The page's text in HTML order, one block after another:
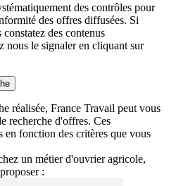
des contrôles pour
des offres diffusées. Si
des contenus
nous le signaler en cliquant sur
réalisée, France Travail peut vous
recherche d'offres. Ces
en fonction des critères que vous
un métier d'ouvrier agricole,
: